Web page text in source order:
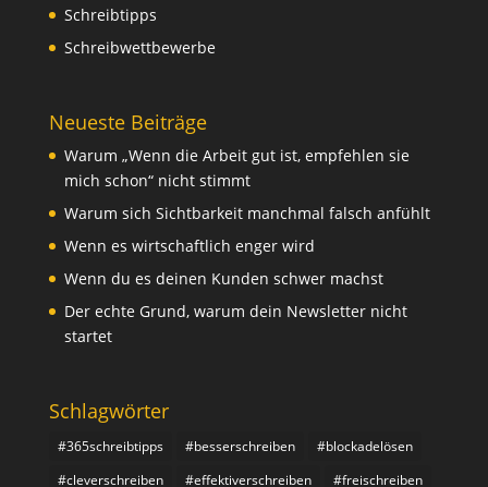
Schreibtipps
Schreibwettbewerbe
Neueste Beiträge
Warum „Wenn die Arbeit gut ist, empfehlen sie
mich schon“ nicht stimmt
Warum sich Sichtbarkeit manchmal falsch anfühlt
Wenn es wirtschaftlich enger wird
Wenn du es deinen Kunden schwer machst
Der echte Grund, warum dein Newsletter nicht
startet
Schlagwörter
#365schreibtipps #besserschreiben
#blockadelösen
#cleverschreiben
#effektiverschreiben
#freischreiben